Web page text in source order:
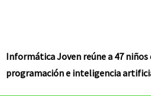
Informática Joven reúne a 47
programación e inteligencia